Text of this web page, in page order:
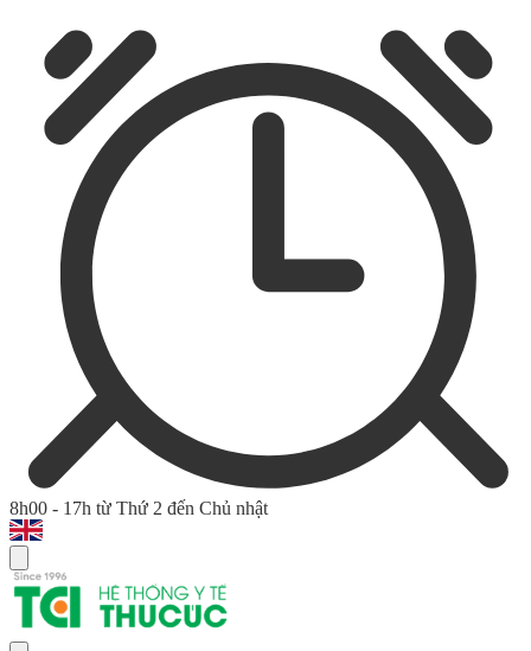
8h00 - 17h từ Thứ 2 đến Chủ nhật